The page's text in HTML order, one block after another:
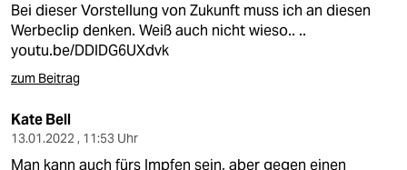
Bei dieser Vorstellung von Zukunft muss ich an diesen
Werbeclip denken. Weiß auch nicht wieso.. ..
youtu.be/DDIDG6UXdvk
zum Beitrag
Kate Bell
13.01.2022 , 11:53 Uhr
Man kann auch fürs Impfen sein, aber gegen einen